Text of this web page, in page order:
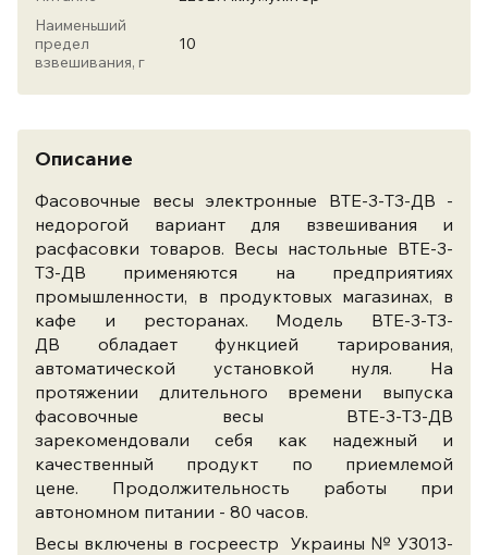
Наименьший
предел
взвешивания, г
10
Описание
Фасовочные весы электронные ВТЕ-3-Т3-ДВ -
недорогой вариант для взвешивания и
расфасовки товаров. Весы настольные ВТЕ-3-
Т3-ДВ применяются на предприятиях
промышленности, в продуктовых магазинах, в
кафе и ресторанах. Модель ВТЕ-3-Т3-
ДВ обладает функцией тарирования,
автоматической установкой нуля. На
протяжении длительного времени выпуска
фасовочные весы ВТЕ-3-Т3-ДВ
зарекомендовали себя как надежный и
качественный продукт по приемлемой
цене. Продолжительность работы при
автономном питании - 80 часов.
Весы включены в госреестр Украины № У3013-